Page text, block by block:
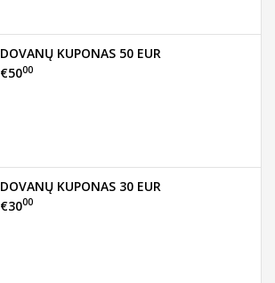
DOVANŲ KUPONAS 50 EUR
€5000
DOVANŲ KUPONAS 30 EUR
€3000